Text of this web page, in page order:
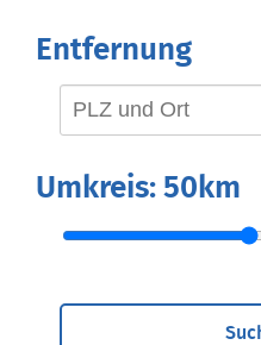
Entfernung
Umkreis: 50km